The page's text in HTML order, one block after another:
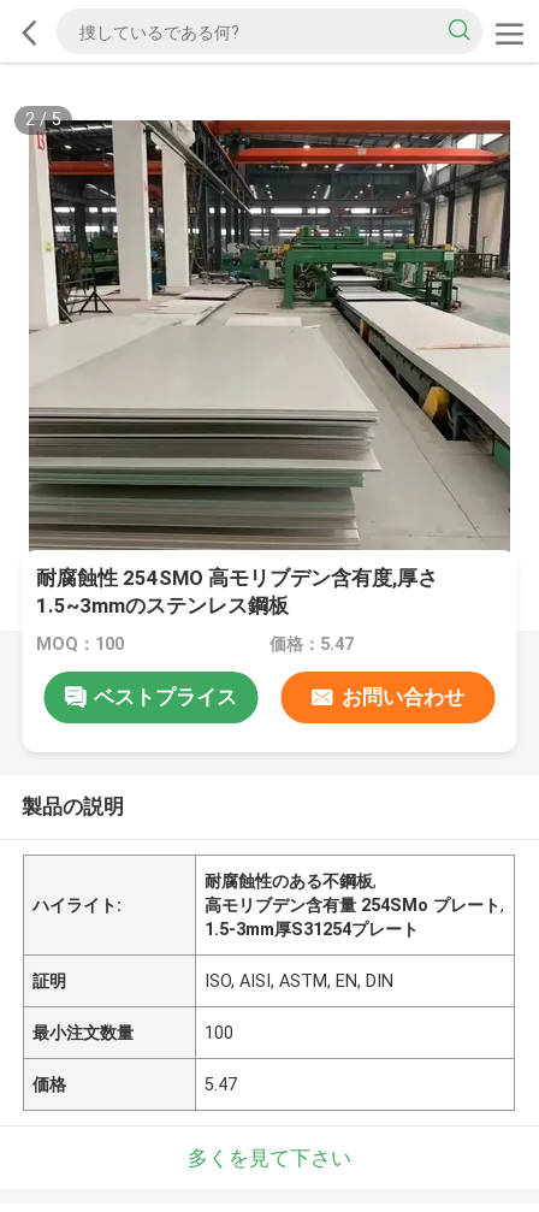
2/5
耐腐蝕性 254SMO 高モリブデン含有度,厚さ
1.5~3mmのステンレス鋼板
MOQ：100 価格：5.47
ベストプライス お問い合わせ
製品の説明
ハイライト:
耐腐蝕性のある不鋼板,
高モリブデン含有量 254SMo プレート,
1.5-3mm厚S31254プレート
証明 ISO, AISI, ASTM, EN, DIN
最小注文数量 100
価格 5.47
多くを見て下さい